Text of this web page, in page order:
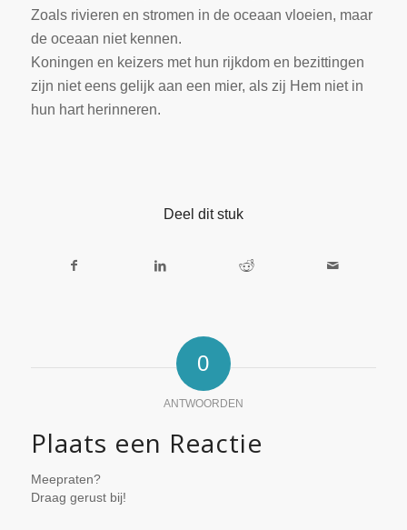
Zoals rivieren en stromen in de oceaan vloeien, maar
de oceaan niet kennen.
Koningen en keizers met hun rijkdom en bezittingen
zijn niet eens gelijk aan een mier, als zij Hem niet in
hun hart herinneren.
Deel dit stuk
0
ANTWOORDEN
Plaats een Reactie
Meepraten?
Draag gerust bij!